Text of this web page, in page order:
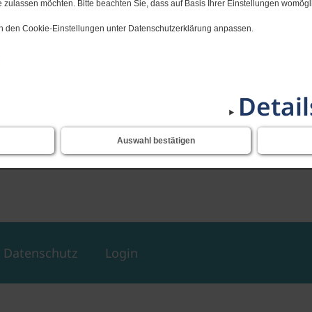
möchten. Bitte beachten Sie, dass auf Basis Ihrer Einstellungen
den Cookie-Einstellungen unter Datenschutzerklärung anpassen.
Auswahl bestätigen
im Schuljahr 2026/2027 beginnt nach den
bekannt gegeben.
Datenschutz Login